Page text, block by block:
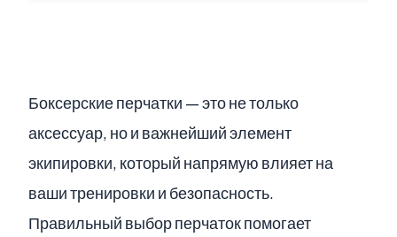
Боксерские перчатки — это не только
аксессуар, но и важнейший элемент
экипировки, который напрямую влияет на
ваши тренировки и безопасность.
Правильный выбор перчаток помогает